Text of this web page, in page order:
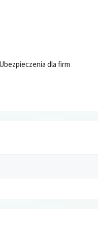
Ubezpieczenia dla firm